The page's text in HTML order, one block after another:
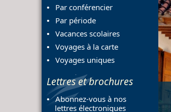
Par conférencier
Par période
Vacances scolaires
Voyages à la carte
Voyages uniques
Lettres et brochures
Abonnez-vous à nos
lettres électroniques